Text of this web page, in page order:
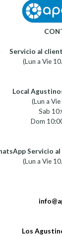
Servicio al
(Lun a Vie
Local
(Lun a
Sab
Dom
Servicio
(Lun a Vie
Los